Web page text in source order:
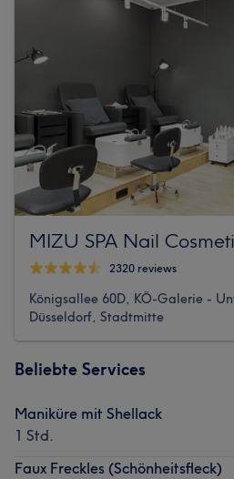
MIZU SPA Nail
2320 reviews
Königsallee 60D, KÖ-Galerie -
Düsseldorf, Stadtmitte
Beliebte Services
Maniküre mit Shellack
1 Std.
Faux Freckles (Schönheitsfleck)